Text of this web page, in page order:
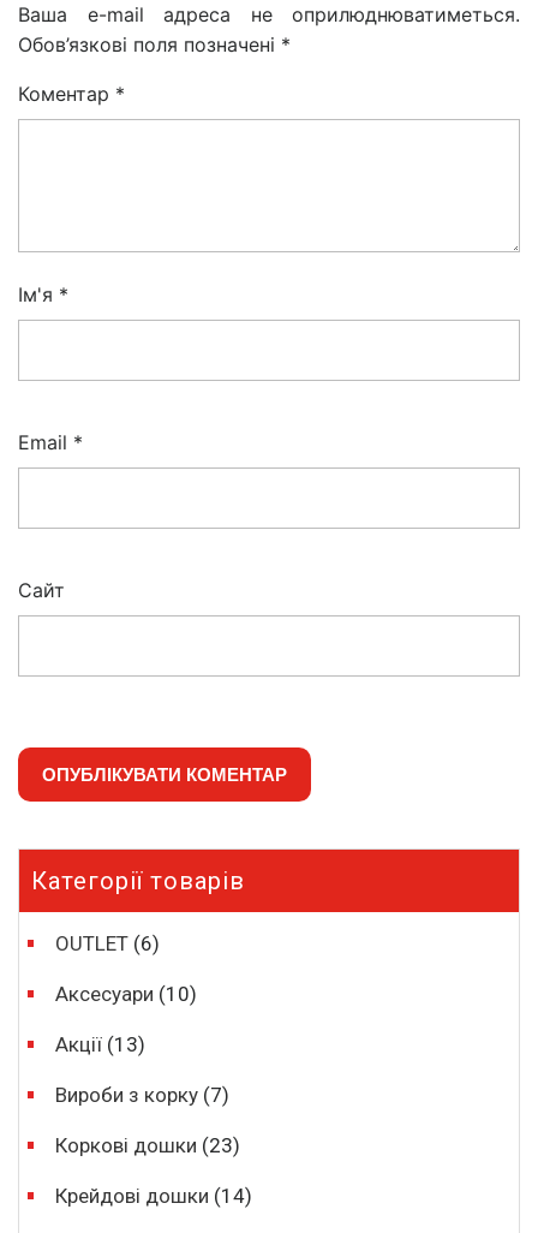
Ваша e-mail адреса не оприлюднюватиметься.
Обов’язкові поля позначені *
Коментар *
Ім'я *
Email *
Сайт
Категорії товарів
OUTLET (6)
Аксесуари (10)
Акції (13)
Вироби з корку (7)
Коркові дошки (23)
Крейдові дошки (14)